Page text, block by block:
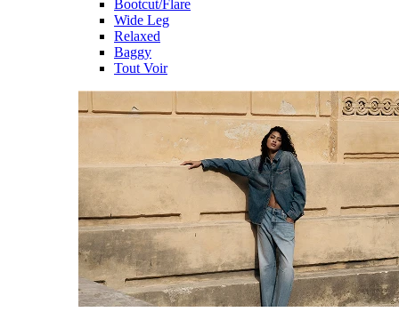
Bootcut/Flare
Wide Leg
Relaxed
Baggy
Tout Voir